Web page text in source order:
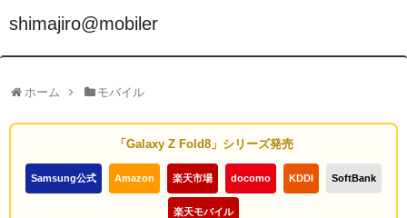
shimajiro@mobiler
ホーム モバイル
「Galaxy Z Fold8」シリーズ発売
Samsung公式 Amazon 楽天市場 docomo KDDI SoftBank
楽天モバイル